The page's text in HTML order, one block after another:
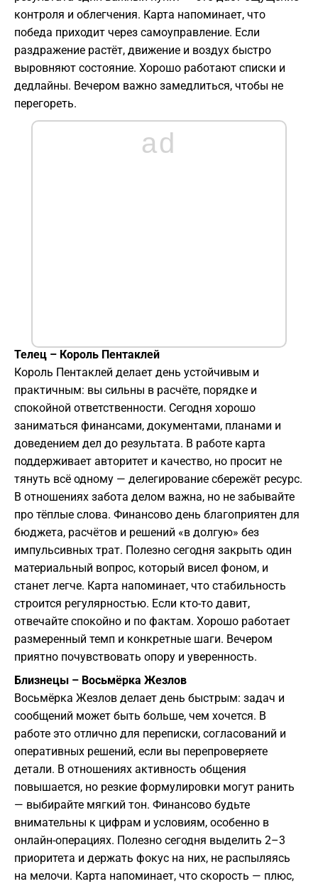
контроля и облегчения. Карта напоминает, что
победа приходит через самоуправление. Если
раздражение растёт, движение и воздух быстро
выровняют состояние. Хорошо работают списки и
дедлайны. Вечером важно замедлиться, чтобы не
перегореть.
ad
Телец – Король Пентаклей
Король Пентаклей делает день устойчивым и
практичным: вы сильны в расчёте, порядке и
спокойной ответственности. Сегодня хорошо
заниматься финансами, документами, планами и
доведением дел до результата. В работе карта
поддерживает авторитет и качество, но просит не
тянуть всё одному — делегирование сбережёт ресурс.
В отношениях забота делом важна, но не забывайте
про тёплые слова. Финансово день благоприятен для
бюджета, расчётов и решений «в долгую» без
импульсивных трат. Полезно сегодня закрыть один
материальный вопрос, который висел фоном, и
станет легче. Карта напоминает, что стабильность
строится регулярностью. Если кто-то давит,
отвечайте спокойно и по фактам. Хорошо работает
размеренный темп и конкретные шаги. Вечером
приятно почувствовать опору и уверенность.
Близнецы – Восьмёрка Жезлов
Восьмёрка Жезлов делает день быстрым: задач и
сообщений может быть больше, чем хочется. В
работе это отлично для переписки, согласований и
оперативных решений, если вы перепроверяете
детали. В отношениях активность общения
повышается, но резкие формулировки могут ранить
— выбирайте мягкий тон. Финансово будьте
внимательны к цифрам и условиям, особенно в
онлайн-операциях. Полезно сегодня выделить 2–3
приоритета и держать фокус на них, не распыляясь
на мелочи. Карта напоминает, что скорость — плюс,